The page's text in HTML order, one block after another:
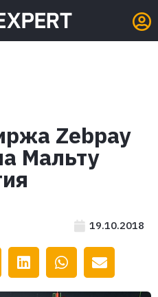
Zebpay
Мальту
19.10.2018